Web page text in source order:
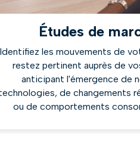
Études de
Identifiez les mouvements de
restez pertinent auprès de
anticipant l'émergence de
de changements
ou de comportements